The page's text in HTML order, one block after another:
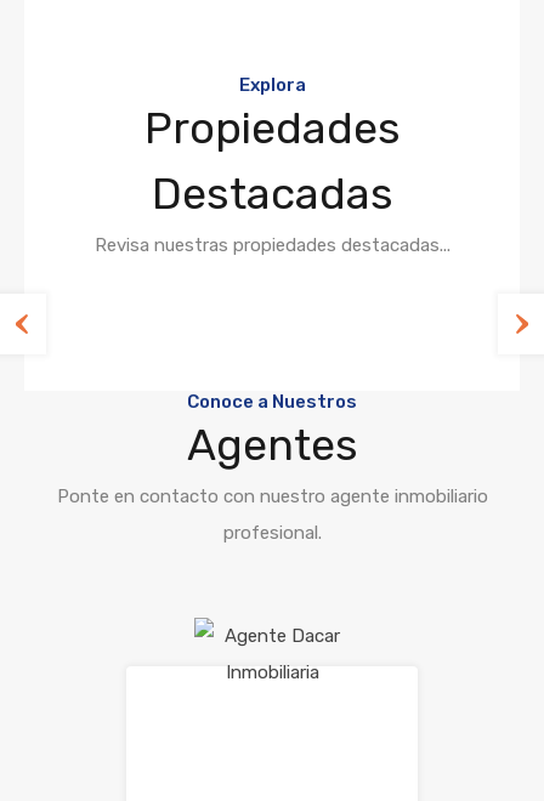
Explora
Propiedades
Destacadas
Revisa nuestras propiedades destacadas...
Conoce a Nuestros
Agentes
Ponte en contacto con nuestro agente inmobiliario
profesional.